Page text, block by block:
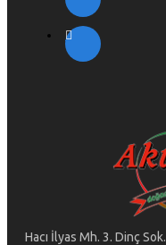
Hacı İlyas Mh. 3. Dinç Sok.